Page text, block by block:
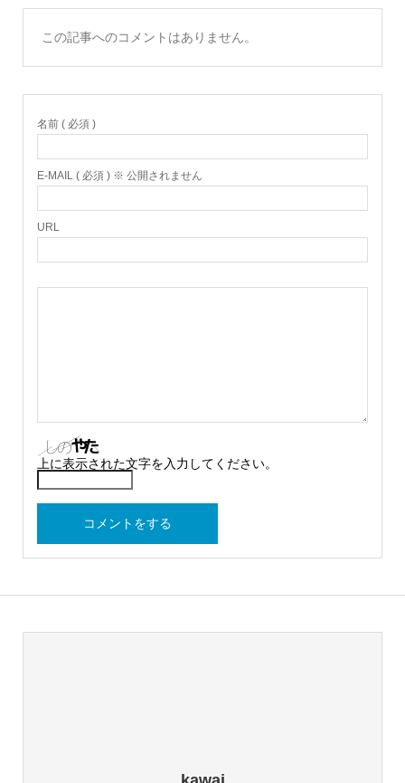
この記事へのコメントはありません。
名前 ( 必須 )
E-MAIL ( 必須 ) ※ 公開されません
URL
上に表示された文字を入力してください。